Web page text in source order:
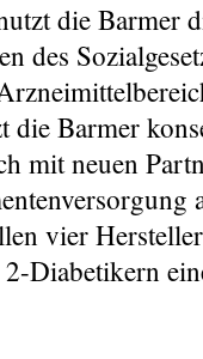
die Barmer
des
die Barmer
mit neuen
vier
Diabetikern